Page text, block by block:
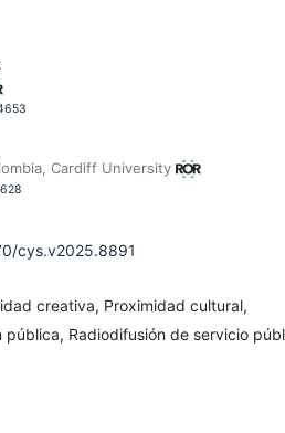
Cardiff University
cys.v2025.8891
creativa, Proximidad cultural,
Radiodifusión de servicio